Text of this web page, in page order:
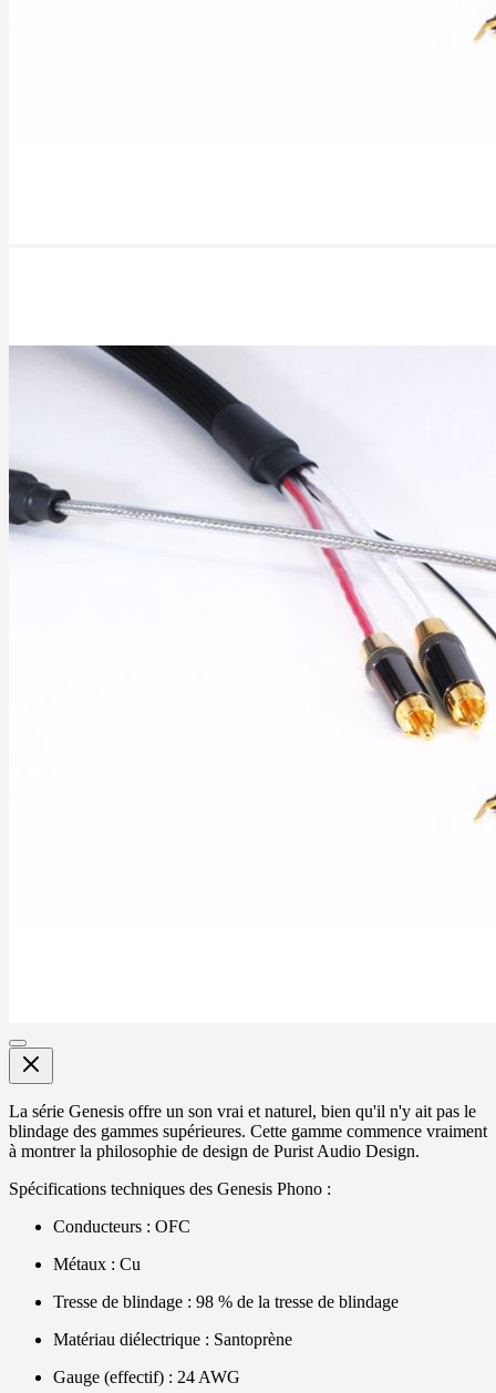
La série Genesis offre un son vrai et naturel, bien qu'il n'y ait pas le
blindage des gammes supérieures. Cette gamme commence vraiment
à montrer la philosophie de design de Purist Audio Design.
Spécifications techniques des Genesis Phono :
Conducteurs : OFC
Métaux : Cu
Tresse de blindage : 98 % de la tresse de blindage
Matériau diélectrique : Santoprène
Gauge (effectif) : 24 AWG